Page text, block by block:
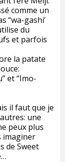
comme un
“wa-gashi’
du
et parfois
la patate
et “Imo-
il faut que je
une
peux plus
imaginer
de Sweet